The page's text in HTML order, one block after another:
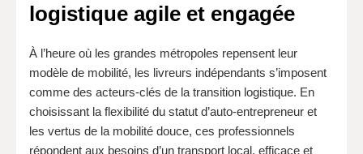
logistique agile et engagée
À l’heure où les grandes métropoles repensent leur
modèle de mobilité, les livreurs indépendants s’imposent
comme des acteurs-clés de la transition logistique. En
choisissant la flexibilité du statut d’auto-entrepreneur et
les vertus de la mobilité douce, ces professionnels
répondent aux besoins d’un transport local, efficace et